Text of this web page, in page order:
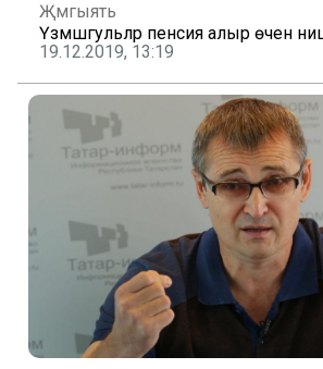
Җәмгыять
Үзмәшгульләр пенсия алыр өчен
19.12.2019, 13:19